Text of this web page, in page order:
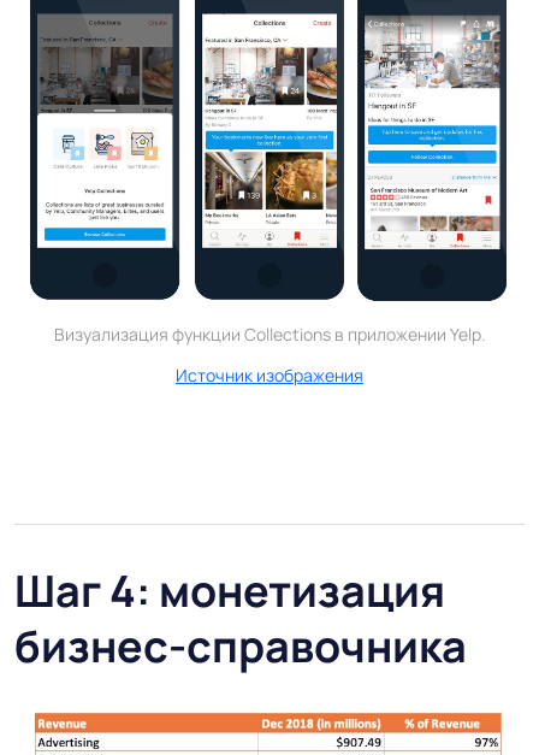
Визуализация функции Collections в приложении Yelp.
Источник изображения
Шаг 4: монетизация
бизнес-справочника